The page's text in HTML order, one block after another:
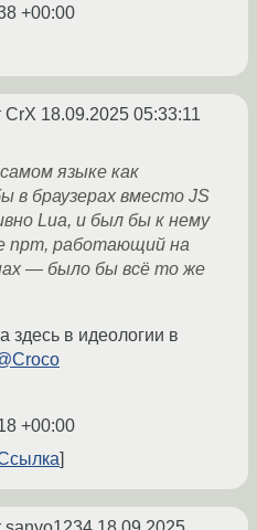
+00:00
CrX 18.09.2025 05:33:11
языке как
в браузерах вместо JS
Lua, и был бы к нему
npm, работающий на
— было бы всё то же
здесь в идеологии в
+00:00